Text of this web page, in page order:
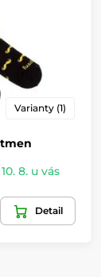
Varianty (1)
8. u vás
Detail